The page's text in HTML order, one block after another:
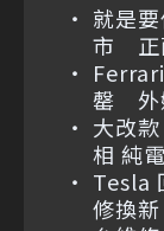
就是
市 正
罄 外
大改
相 純
Tesla
修換